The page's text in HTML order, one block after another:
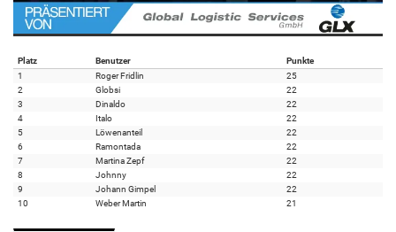
Platz Benutzer
Punkte
1
Roger Fridlin
25
2
Globsi
22
3
Dinaldo
22
4
Italo
22
5
Löwenanteil
22
6
Ramontada
22
7
Martina Zepf
22
8
Johnny
22
9
Johann Gimpel
22
10
Weber Martin 21